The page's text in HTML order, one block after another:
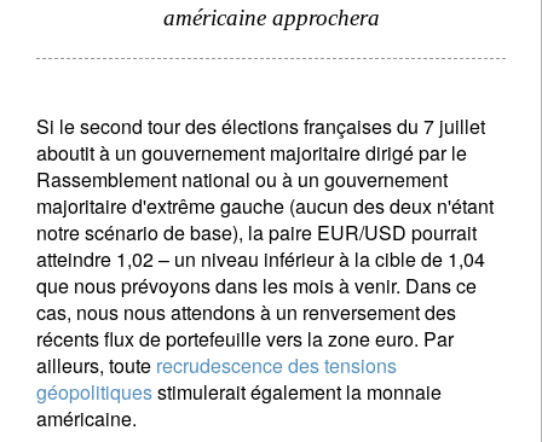
américaine approchera
Si le second tour des élections françaises du 7 juillet
aboutit à un gouvernement majoritaire dirigé par le
Rassemblement national ou à un gouvernement
majoritaire d'extrême gauche (aucun des deux n'étant
notre scénario de base), la paire EUR/USD pourrait
atteindre 1,02 – un niveau inférieur à la cible de 1,04
que nous prévoyons dans les mois à venir. Dans ce
cas, nous nous attendons à un renversement des
récents flux de portefeuille vers la zone euro. Par
ailleurs, toute recrudescence des tensions
géopolitiquesstimulerait également la monnaie
américaine.